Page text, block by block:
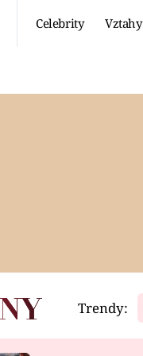
Celebrity Vztahy
Video
Trendy: